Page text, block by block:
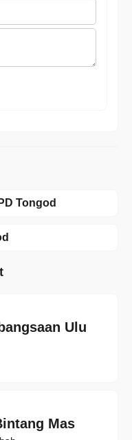
Tongod
Ulu
Mas